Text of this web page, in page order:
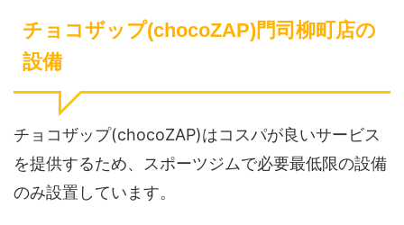
チョコザップ(chocoZAP)門司柳町店の
設備
チョコザップ(chocoZAP)はコスパが良いサービス
を提供するため、スポーツジムで必要最低限の設備
のみ設置しています。